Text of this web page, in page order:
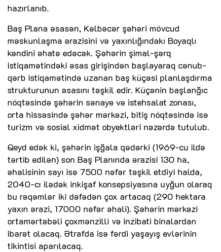
hazırlanıb.
Baş Plana əsasən, Kəlbəcər şəhəri mövcud
məskunlaşma ərazisini və yaxınlığındakı Boyaqlı
kəndini əhatə edəcək. Şəhərin şimal-şərq
istiqamətindəki əsas girişindən başlayaraq cənub-
qərb istiqamətində uzanan baş küçəsi planlaşdırma
strukturunun əsasını təşkil edir. Küçənin başlanğıc
nöqtəsində şəhərin sənaye və istehsalat zonası,
orta hissəsində şəhər mərkəzi, bitiş nöqtəsində isə
turizm və sosial xidmət obyektləri nəzərdə tutulub.
Qeyd edək ki, şəhərin işğala qədərki (1969-cu ildə
tərtib edilən) son Baş Planında ərazisi 130 ha,
əhalisinin sayı isə 7500 nəfər təşkil etdiyi halda,
2040-cı ilədək inkişaf konsepsiyasına uyğun olaraq
bu rəqəmlər iki dəfədən çox artacaq (290 hektara
yaxın ərazi, 17000 nəfər əhali). Şəhərin mərkəzi
ortamərtəbəli çoxmənzilli və inzibati binalardan
ibarət olacaq. Ətrafda isə fərdi yaşayış evlərinin
tikintisi aparılacaq.